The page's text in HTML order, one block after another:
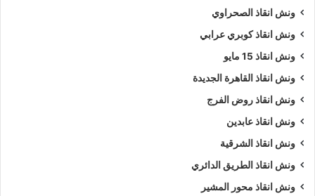
ونش انقاذ الصحراوي
ونش انقاذ كوبري عرابي
ونش انقاذ 15 مايو
ونش انقاذ القاهرة الجديدة
ونش انقاذ روض الفرج
ونش انقاذ عابدين
ونش انقاذ الشرقية
ونش انقاذ الطريق الدائري
ونش انقاذ محور المشير